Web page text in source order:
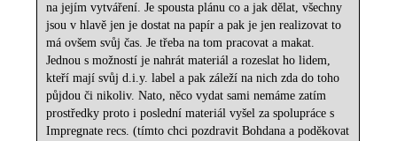
na jejím vytváření. Je spousta plánu co a jak dělat, všechny
jsou v hlavě jen je dostat na papír a pak je jen realizovat to
má ovšem svůj čas. Je třeba na tom pracovat a makat.
Jednou s možností je nahrát materiál a rozeslat ho lidem,
kteří mají svůj d.i.y. label a pak záleží na nich zda do toho
půjdou či nikoliv. Nato, něco vydat sami nemáme zatím
prostředky proto i poslední materiál vyšel za spolupráce s
Impregnate recs. (tímto chci pozdravit Bohdana a poděkovat